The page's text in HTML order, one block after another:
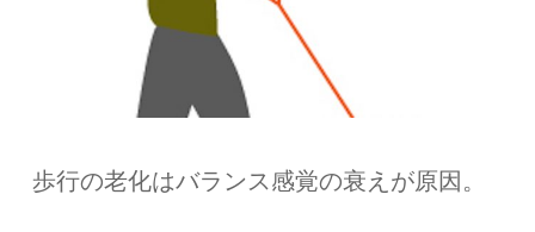
歩行の老化はバランス感覚の衰えが原因。